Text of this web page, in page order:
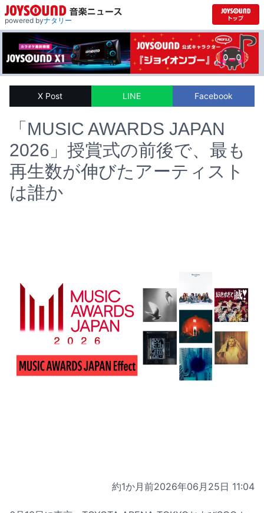
powered byナタリー
X Post LINE Facebook
「MUSIC AWARDS JAPAN
2026」授賞式の前後で、最も
再生数が伸びたアーティスト
は誰か
約1か月前2026年06月25日 11:04